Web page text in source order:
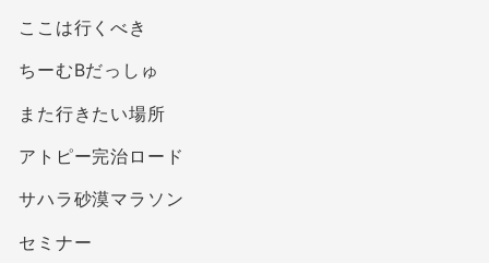
ここは行くべき
ちーむBだっしゅ
また行きたい場所
アトピー完治ロード
サハラ砂漠マラソン
セミナー